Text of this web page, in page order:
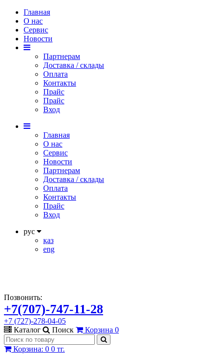
Главная
О нас
Сервис
Новости
Партнерам
Доставка / склады
Оплата
Контакты
Прайс
Прaйс
Вход
Главная
О нас
Сервис
Новости
Партнерам
Доставка / склады
Оплата
Контакты
Прайс
Вход
рус
қаз
eng
Позвонить:
+7(707)-747-11-28
+7 (727)-278-04-05
Каталог
Поиск Корзина 0
Корзина: 0 0 тг.